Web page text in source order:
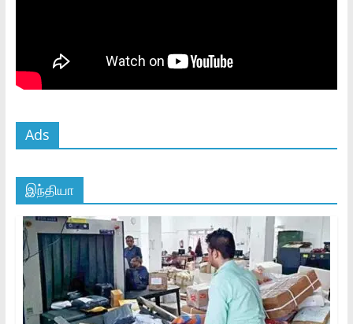
Ads
இந்தியா